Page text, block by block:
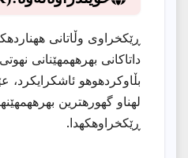
ڕێكخراوی وڵاتانی
داتاكانی بهرههمهێنانی
بڵاوكردهوهو ئاشكرایكرد،
لهناو گهورهترین
ڕێكخراوهكهدا.